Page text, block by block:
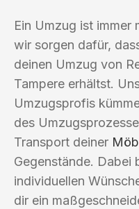
Ein Umzug ist immer
wir sorgen dafür,
deinen Umzug von
Tampere erhältst.
Umzugsprofis
des
Transport deiner
Gegenstände. Dabei
individuellen
dir ein